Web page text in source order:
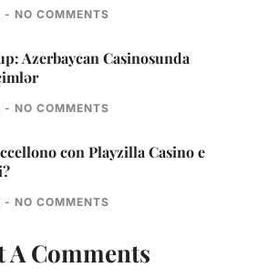
NO COMMENTS
Azerbaycan Casinosunda
NO COMMENTS
con Playzilla Casino e
NO COMMENTS
A Comments